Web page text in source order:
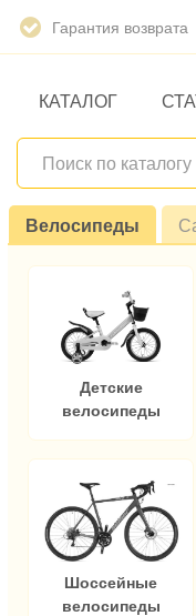
Гарантия возврата
КАТАЛОГ
Велосипеды
Детские
велосипеды
Шоссейные
велосипеды